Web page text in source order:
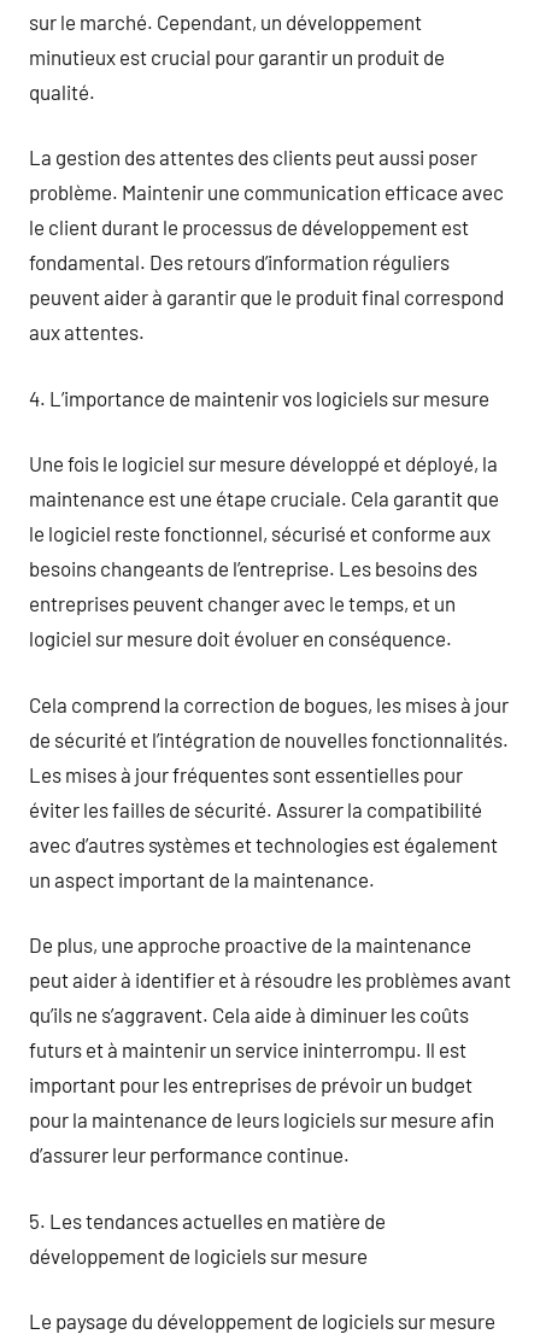
sur le marché. Cependant, un développement
minutieux est crucial pour garantir un produit de
qualité.
La gestion des attentes des clients peut aussi poser
problème. Maintenir une communication efficace avec
le client durant le processus de développement est
fondamental. Des retours d’information réguliers
peuvent aider à garantir que le produit final correspond
aux attentes.
4. L’importance de maintenir vos logiciels sur mesure
Une fois le logiciel sur mesure développé et déployé, la
maintenance est une étape cruciale. Cela garantit que
le logiciel reste fonctionnel, sécurisé et conforme aux
besoins changeants de l’entreprise. Les besoins des
entreprises peuvent changer avec le temps, et un
logiciel sur mesure doit évoluer en conséquence.
Cela comprend la correction de bogues, les mises à jour
de sécurité et l’intégration de nouvelles fonctionnalités.
Les mises à jour fréquentes sont essentielles pour
éviter les failles de sécurité. Assurer la compatibilité
avec d’autres systèmes et technologies est également
un aspect important de la maintenance.
De plus, une approche proactive de la maintenance
peut aider à identifier et à résoudre les problèmes avant
qu’ils ne s’aggravent. Cela aide à diminuer les coûts
futurs et à maintenir un service ininterrompu. Il est
important pour les entreprises de prévoir un budget
pour la maintenance de leurs logiciels sur mesure afin
d’assurer leur performance continue.
5. Les tendances actuelles en matière de
développement de logiciels sur mesure
Le paysage du développement de logiciels sur mesure